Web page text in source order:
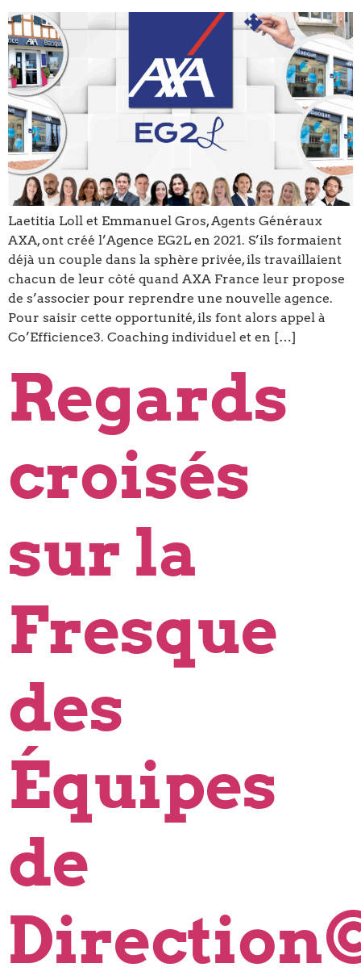
Laetitia Loll et Emmanuel Gros, Agents Généraux
AXA, ont créé l’Agence EG2L en 2021. S’ils formaient
déjà un couple dans la sphère privée, ils travaillaient
chacun de leur côté quand AXA France leur propose
de s’associer pour reprendre une nouvelle agence.
Pour saisir cette opportunité, ils font alors appel à
Co’Efficience3. Coaching individuel et en […]
Regards
croisés
sur la
Fresque
des
Équipes
de